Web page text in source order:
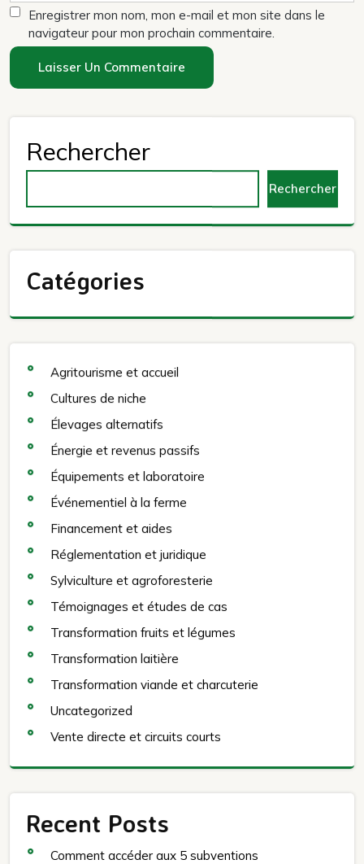
Enregistrer mon nom, mon e-mail et mon site dans le
navigateur pour mon prochain commentaire.
Rechercher
Rechercher
Catégories
Agritourisme et accueil
Cultures de niche
Élevages alternatifs
Énergie et revenus passifs
Équipements et laboratoire
Événementiel à la ferme
Financement et aides
Réglementation et juridique
Sylviculture et agroforesterie
Témoignages et études de cas
Transformation fruits et légumes
Transformation laitière
Transformation viande et charcuterie
Uncategorized
Vente directe et circuits courts
Recent Posts
Comment accéder aux 5 subventions